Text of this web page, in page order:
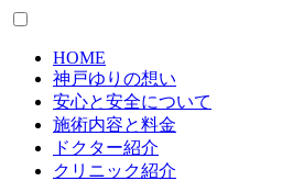
HOME
神戸ゆりの想い
安心と安全について
施術内容と料金
ドクター紹介
クリニック紹介